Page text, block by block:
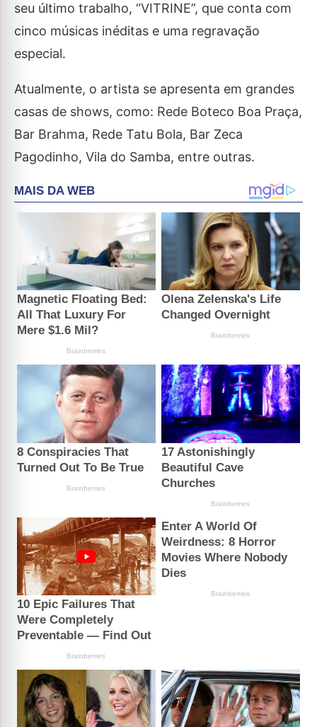
seu último trabalho, “VITRINE”, que conta com
cinco músicas inéditas e uma regravação
especial.
Atualmente, o artista se apresenta em grandes
casas de shows, como: Rede Boteco Boa Praça,
Bar Brahma, Rede Tatu Bola, Bar Zeca
Pagodinho, Vila do Samba, entre outras.